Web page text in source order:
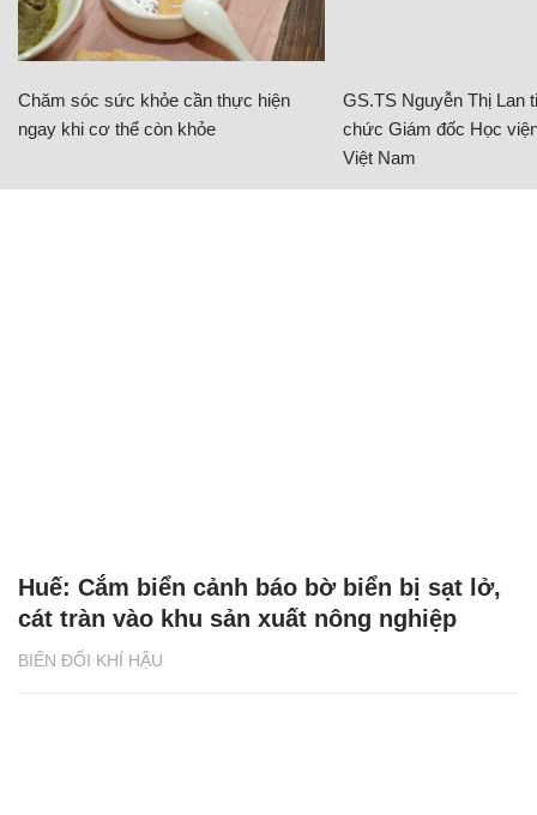
Chăm sóc sức khỏe cần thực hiện
ngay khi cơ thể còn khỏe
GS.TS Nguyễn Thị Lan
chức Giám đốc Học
Việt Nam
BIẾN ĐỔI KHÍ HẬU
Huế: Cắm biển cảnh báo bờ biển bị sạt lở,
cát tràn vào khu sản xuất nông nghiệp